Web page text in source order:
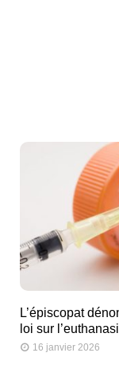
L’épiscopat
loi sur
16 janvier 2026